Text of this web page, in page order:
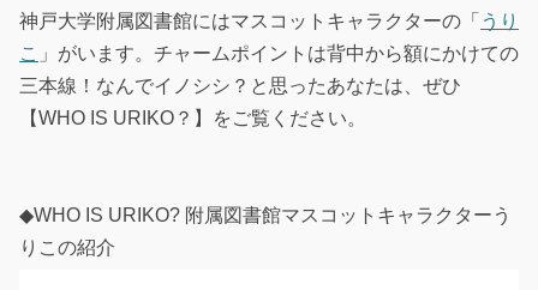
神戸大学附属図書館にはマスコットキャラクターの「 うり
こ 」がいます。チャームポイントは背中から額にかけての
三本線！なんでイノシシ？と思ったあなたは、ぜひ
【WHO IS URIKO？】をご覧ください。
◆WHO IS URIKO? 附属図書館マスコットキャラクターう
りこの紹介